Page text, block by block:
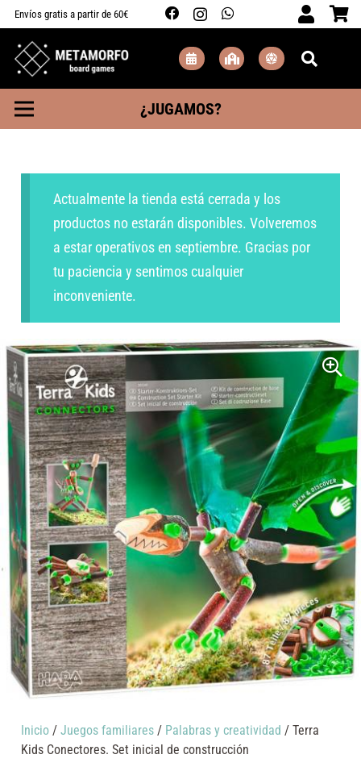
Envíos gratis a partir de 60€
¿JUGAMOS?
Actualmente la tienda está cerrada y los
productos no estarán disponibles. Volveremos
a estar operativos en septiembre. Gracias por
tu paciencia y sentimos cualquier
inconveniente.
Inicio /Juegos familiares / Palabras y creatividad / Terra
Kids Conectores. Set inicial de construcción